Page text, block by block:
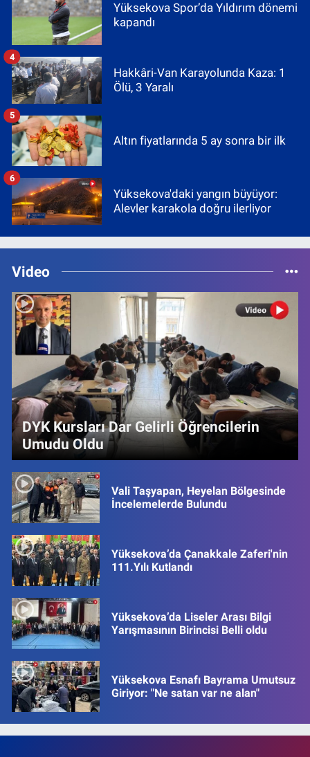
Yüksekova Spor’da Yıldırım dönemi
kapandı
Hakkâri-Van Karayolunda Kaza: 1
Ölü, 3 Yaralı
4
Altın fiyatlarında 5 ay sonra bir ilk
5
Yüksekova'daki yangın büyüyor:
Alevler karakola doğru ilerliyor
6
Video
DYK Kursları Dar Gelirli Öğrencilerin
Umudu Oldu
Vali Taşyapan, Heyelan Bölgesinde
İncelemelerde Bulundu
Yüksekova’da Çanakkale Zaferi'nin
111.Yılı Kutlandı
Yüksekova’da Liseler Arası Bilgi
Yarışmasının Birincisi Belli oldu
Yüksekova Esnafı Bayrama Umutsuz
Giriyor: "Ne satan var ne alan"